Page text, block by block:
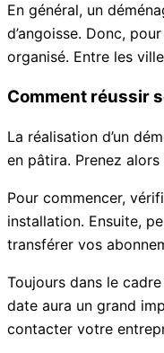
En général, un
d’angoisse. Donc,
organisé. Entre les
Comment réussir
La réalisation d’un
en pâtira. Prenez
Pour commencer,
installation. Ensuite,
transférer vos
Toujours dans le
date aura un grand
contacter votre